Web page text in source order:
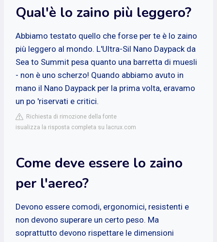
Qual'è lo zaino più leggero?
Abbiamo testato quello che forse per te è lo zaino
più leggero al mondo. L'Ultra-Sil Nano Daypack da
Sea to Summit pesa quanto una barretta di muesli
- non è uno scherzo! Quando abbiamo avuto in
mano il Nano Daypack per la prima volta, eravamo
un po 'riservati e critici.
Richiesta di rimozione della fonte
isualizza la risposta completa su lacrux.com
Come deve essere lo zaino
per l'aereo?
Devono essere comodi, ergonomici, resistenti e
non devono superare un certo peso. Ma
soprattutto devono rispettare le dimensioni